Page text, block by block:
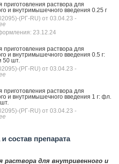
приготовления раствора для
и внутримышечного введения 0.25 г
(РГ-RU) от 03.04.23 -
23.12.24
приготовления раствора для
и внутримышечного введения 0.5 г:
50 шт.
(РГ-RU) от 03.04.23 -
приготовления раствора для
и внутримышечного введения 1 г: фл.
(РГ-RU) от 03.04.23 -
состав препарата
раствора для внутривенного и